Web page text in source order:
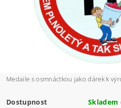
Medaile s osmnáctkou jako dárek k
Dostupnost Skladem